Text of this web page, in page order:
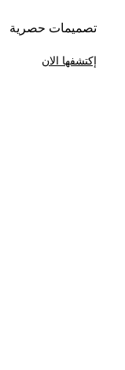
تصميمات حصرية
إكتشفها الان